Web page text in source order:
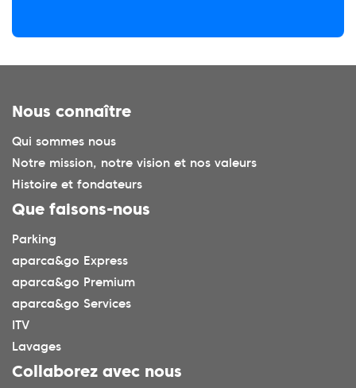
Nous connaître
Qui sommes nous
Notre mission, notre vision et nos valeurs
Histoire et fondateurs
Que faisons-nous
Parking
aparca&go Express
aparca&go Premium
aparca&go Services
ITV
Lavages
Collaborez avec nous